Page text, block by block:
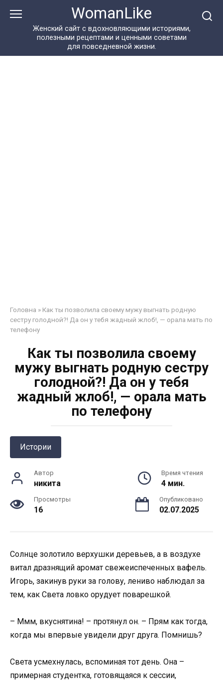
WomanLike
Женский сайт с вдохновляющими историями,
полезными рецептами и ценными советами
для повседневной жизни.
Головна » Как ты позволила своему мужу выгнать родную
сестру голодной?! Да он у тебя жадный жлоб!, — орала мать по
телефону
Как ты позволила своему
мужу выгнать родную сестру
голодной?! Да он у тебя
жадный жлоб!, — орала мать
по телефону
Истории
Автор
никита
Время чтения
4 мин.
Просмотры
16
Опубликовано
02.07.2025
Солнце золотило верхушки деревьев, а в воздухе
витал дразнящий аромат свежеиспеченных вафель.
Игорь, закинув руки за голову, лениво наблюдал за
тем, как Света ловко орудует поварешкой.
– Ммм, вкуснятина! – протянул он. – Прям как тогда,
когда мы впервые увидели друг друга. Помнишь?
Света усмехнулась, вспоминая тот день. Она –
примерная студентка, готовящаяся к сессии,